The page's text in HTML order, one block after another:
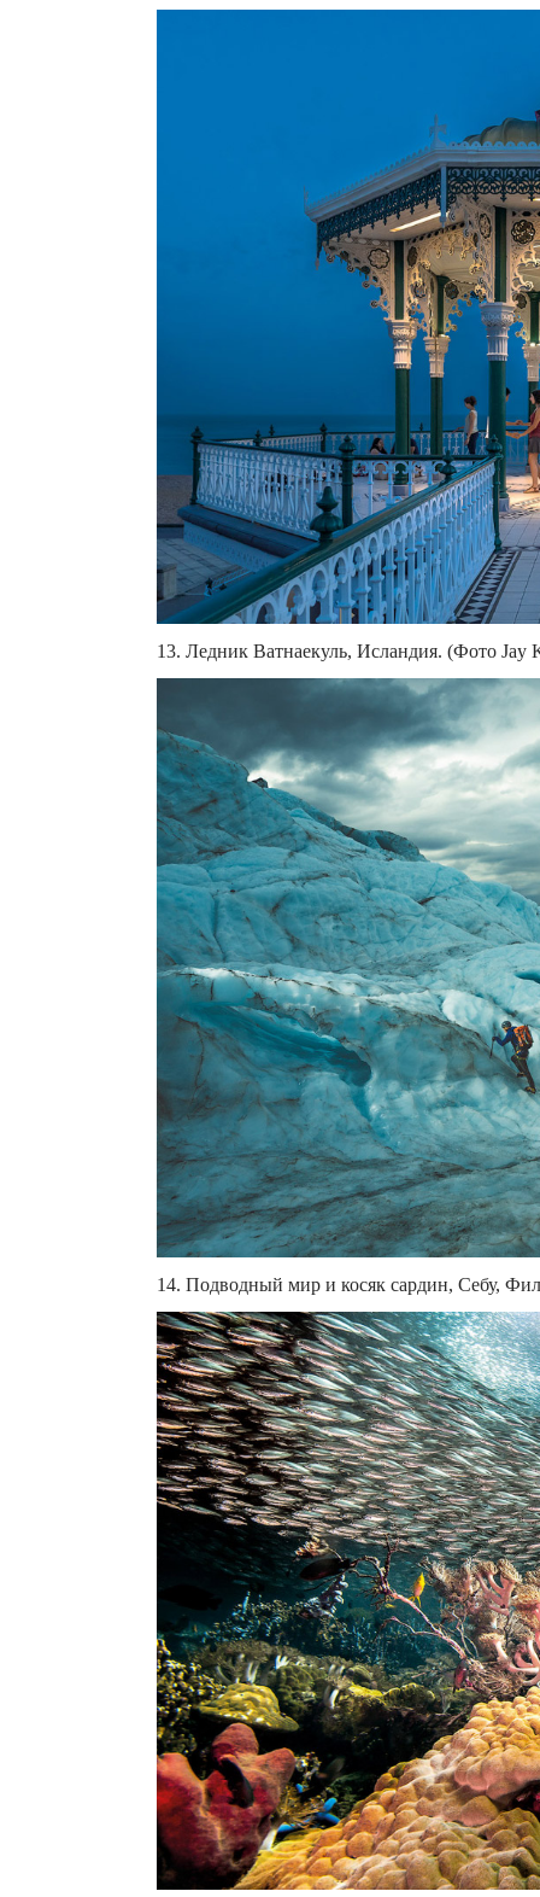
13. Ледник Ватнаекуль, Исландия. (Фото Jay
14. Подводный мир и косяк сардин, Себу,